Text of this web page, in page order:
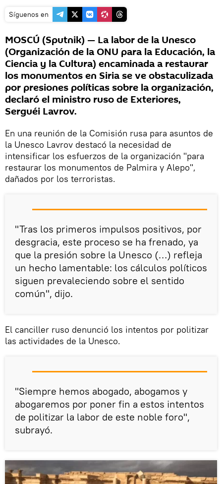
Síguenos en
MOSCÚ (Sputnik) — La labor de la Unesco
(Organización de la ONU para la Educación, la
Ciencia y la Cultura) encaminada a restaurar
los monumentos en Siria se ve obstaculizada
por presiones políticas sobre la organización,
declaró el ministro ruso de Exteriores,
Serguéi Lavrov.
En una reunión de la Comisión rusa para asuntos de
la Unesco Lavrov destacó la necesidad de
intensificar los esfuerzos de la organización "para
restaurar los monumentos de Palmira y Alepo",
dañados por los terroristas.
"Tras los primeros impulsos positivos, por
desgracia, este proceso se ha frenado, ya
que la presión sobre la Unesco (…) refleja
un hecho lamentable: los cálculos políticos
siguen prevaleciendo sobre el sentido
común", dijo.
El canciller ruso denunció los intentos por politizar
las actividades de la Unesco.
"Siempre hemos abogado, abogamos y
abogaremos por poner fin a estos intentos
de politizar la labor de este noble foro",
subrayó.